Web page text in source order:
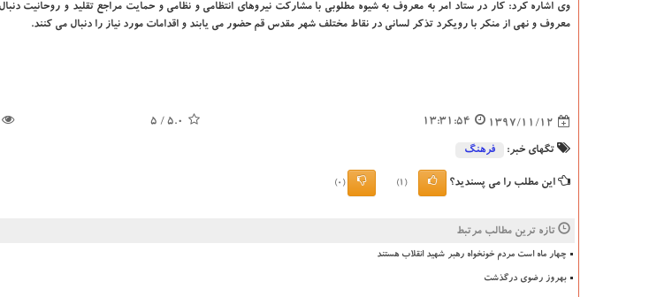
وی اشاره كرد: كار در ستاد امر به معروف به شیوه مطلوبی با مشاركت نیروهای انتظامی و نظامی و حمایت مراجع تقلید و روحانیت
معروف و نهی از منكر با رویكرد تذكر لسانی در نقاط مختلف شهر مقدس قم حضور می یابند و اقدامات مورد نیاز را دنبال می كنند.
1397/11/12
13:31:54
5.0
/ 5
تگهای خبر: فرهنگ
این مطلب را می پسندید؟ (1)
(0)
تازه ترین مطالب مرتبط
چهار ماه است مردم خونخواه رهبر شهید انقلاب هستند
بهروز رضوی درگذشت